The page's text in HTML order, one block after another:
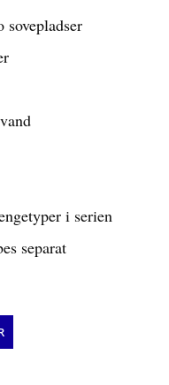
sovepladser
i serien
separat